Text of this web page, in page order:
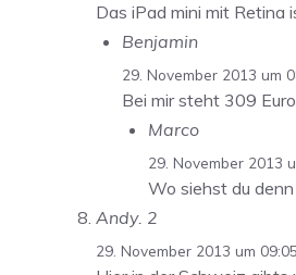
Das iPad mini mit Retina
Benjamin
29. November 2013 um
Bei mir steht 309 Euro
Marco
29. November 2013
Wo siehst du
Andy. 2
29. November 2013 um